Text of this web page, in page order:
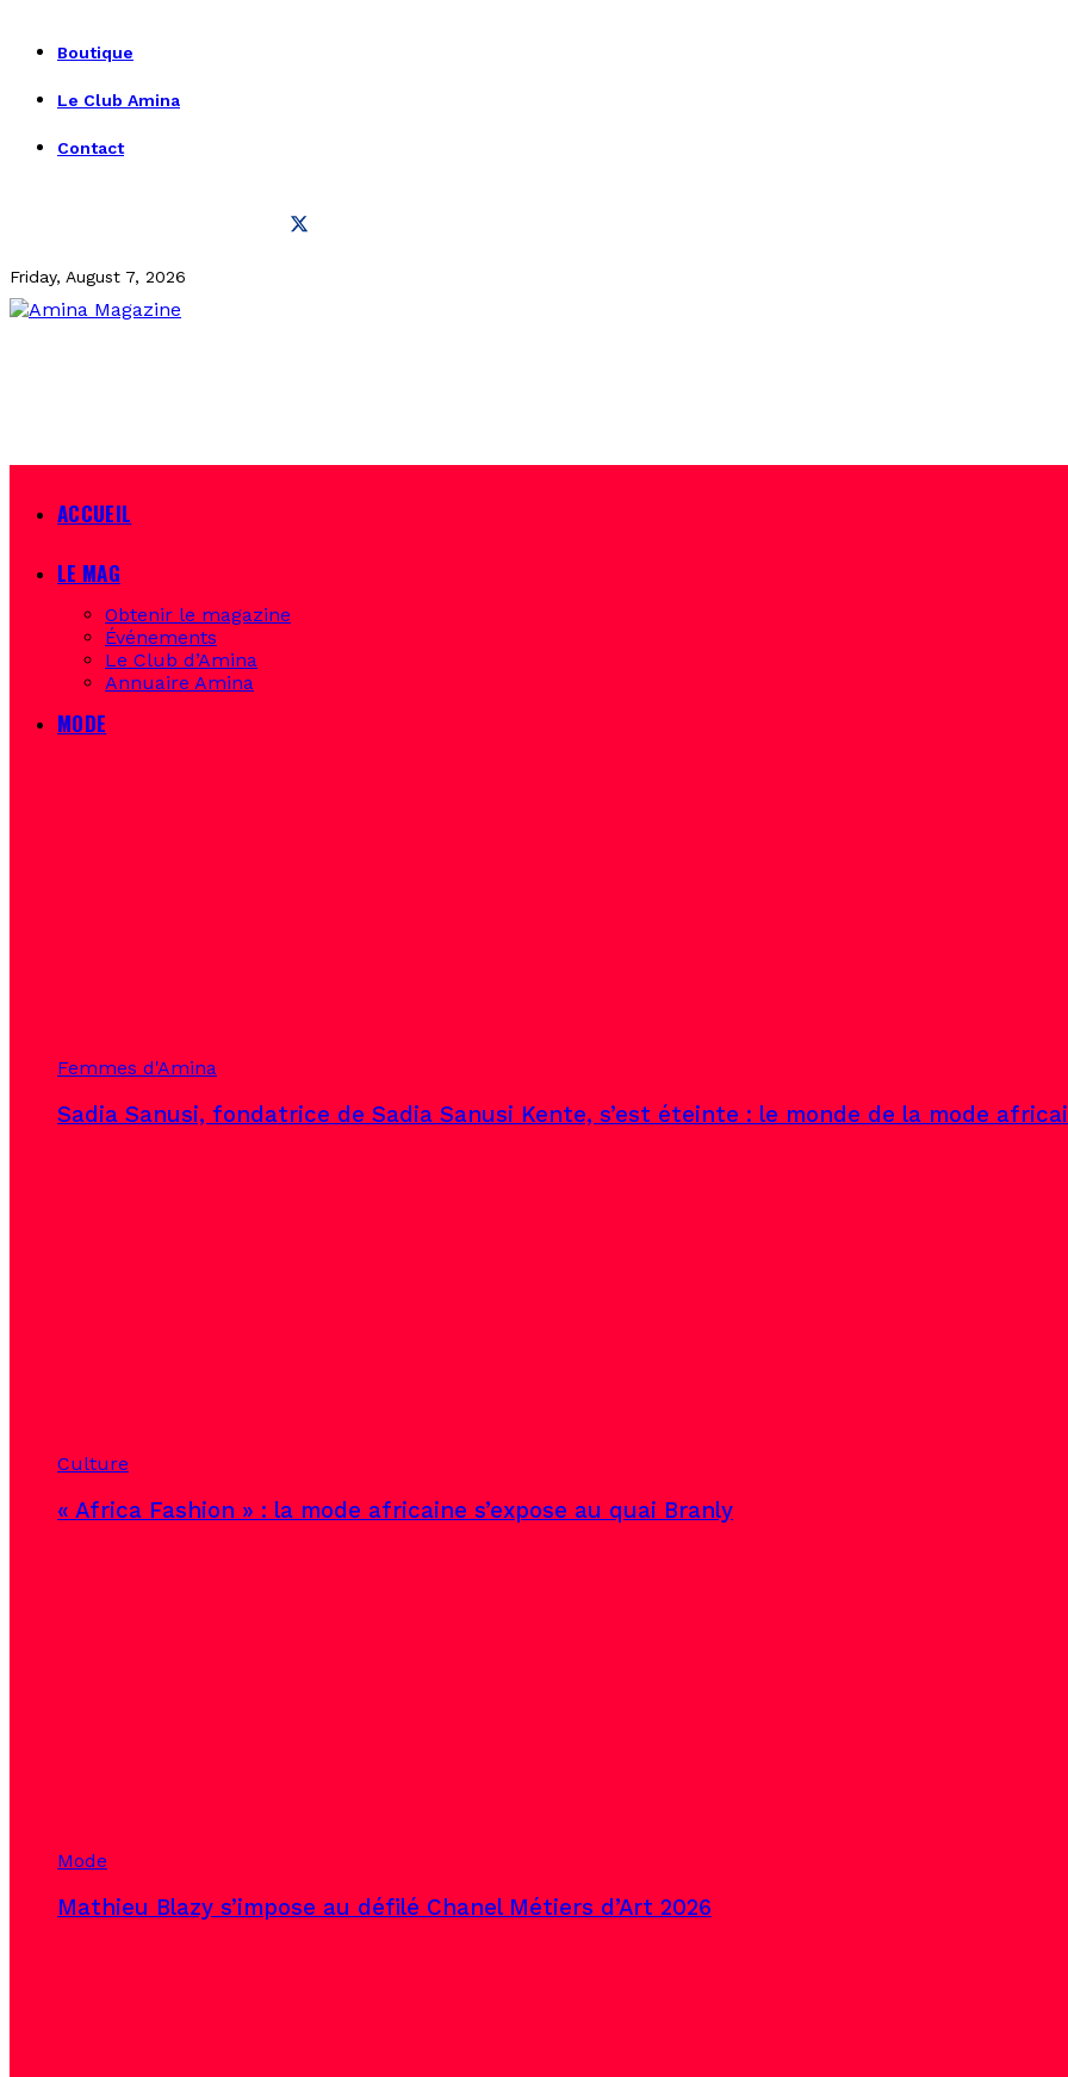
Boutique
Le Club Amina
Contact
Friday, August 7, 2026
ACCUEIL
LE MAG
Obtenir le magazine
Événements
Le Club d’Amina
Annuaire Amina
MODE
Femmes d'Amina
Sadia Sanusi, fondatrice de Sadia Sanusi Kente, s’est éteinte : le monde de la mode
Culture
« Africa Fashion » : la mode africaine s’expose au quai Branly
Mode
Mathieu Blazy s’impose au défilé Chanel Métiers d’Art 2026